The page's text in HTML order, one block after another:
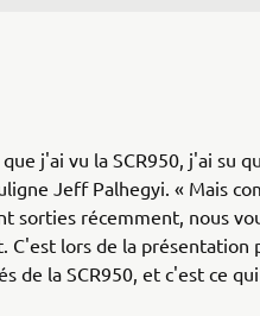
j'ai vu la SCR950, j'ai su
Jeff Palhegyi. « Mais
sorties récemment, nous
lors de la présentation
de la SCR950, et c'est ce